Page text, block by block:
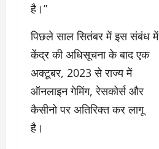
है।”
पिछले साल सितंबर में इस संबंध में
केंद्र की अधिसूचना के बाद एक
अक्टूबर, 2023 से राज्य में
ऑनलाइन गेमिंग, रेसकोर्स और
कैसीनो पर अतिरिक्त कर लागू
है।